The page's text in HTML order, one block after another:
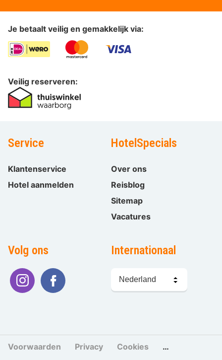
Je betaalt veilig en gemakkelijk via:
Veilig reserveren:
Service
Klantenservice
Hotel aanmelden
HotelSpecials
Over ons
Reisblog
Sitemap
Vacatures
Volg ons Internationaal
kiezen
Voorwaarden Privacy Cookies Cookies